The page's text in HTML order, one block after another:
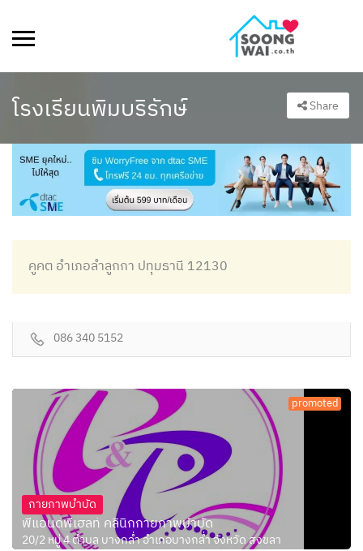
โรงเรียนพิมบริรักษ์ Share
คูคต อำเภอลำลูกกา ปทุมธานี 12130
086 340 5152
promoted
กายภาพบำบัด
พีแอนด์พีเฮลท์ คลินิกกายภาพบำบัด
20/2 หมู่ 4 ตำบล บางกล่ำ อำเภอบางกล่ำ จังหวัด สงขลา